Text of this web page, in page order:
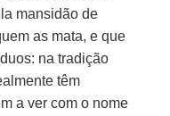
mansidão de
as mata, e que
na tradição
têm
a ver com o nome